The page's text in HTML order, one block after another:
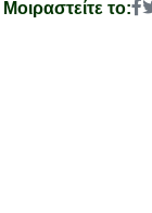
Μοιραστείτε το: